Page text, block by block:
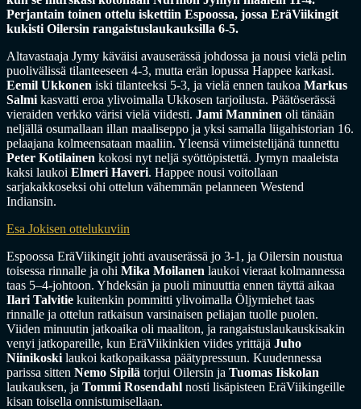
Perjantain toinen ottelu iskettiin Espoossa, jossa EräViikingit
kukisti Oilersin rangaistuslaukauksilla 6-5.
Altavastaaja Jymy käväisi avauserässä johdossa ja nousi vielä pelin
puolivälissä tilanteeseen 4-3, mutta erän lopussa Happee karkasi.
Eemil Ukkonen iski tilanteeksi 5-3, ja vielä ennen taukoa Markus
Salmi kasvatti eroa ylivoimalla Ukkosen tarjoilusta. Päätöserässä
vieraiden verkko värisi vielä viidesti. Jami Manninen oli tänään
neljällä osumallaan illan maaliseppo ja yksi samalla liigahistorian 16.
pelaajana kolmeensataan maaliin. Yleensä viimeistelijänä tunnettu
Peter Kotilainen kokosi nyt neljä syöttöpistettä. Jymyn maaleista
kaksi laukoi Elmeri Haveri. Happee nousi voitollaan
sarjakakkoseksi ohi ottelun vähemmän pelanneen Westend
Indiansin.
Esa Jokisen ottelukuviin
Espoossa EräViikingit johti avauserässä jo 3-1, ja Oilersin noustua
toisessa rinnalle ja ohi Mika Moilanen laukoi vieraat kolmannessa
taas 5–4-johtoon. Yhdeksän ja puoli minuuttia ennen täyttä aikaa
Ilari Talvitie kuitenkin pommitti ylivoimalla Öljymiehet taas
rinnalle ja ottelun ratkaisun varsinaisen peliajan tuolle puolen.
Viiden minuutin jatkoaika oli maaliton, ja rangaistuslaukauskisakin
venyi jatkopareille, kun EräViikinkien viides yrittäjä Juho
Niinikoski laukoi katkopaikassa päätypressuun. Kuudennessa
parissa sitten Nemo Sipilä torjui Oilersin ja Tuomas Iiskolan
laukauksen, ja Tommi Rosendahl nosti lisäpisteen EräViikingeille
kisan toisella onnistumisellaan.